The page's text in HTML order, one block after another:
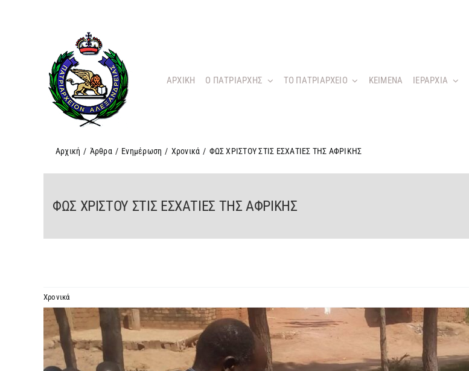
ΑΡΧΙΚΗ O ΠΑΤΡΙΑΡΧΗΣ ΤΟ ΠΑΤΡΙΑΡΧΕΙΟ KEIMENA ΙΕΡΑΡΧΙΑ
Αρχική / Άρθρα / Ενημέρωση / Χρονικά / ΦΩΣ ΧΡΙΣΤΟΥ ΣΤΙΣ ΕΣΧΑΤΙΕΣ ΤΗΣ ΑΦΡΙΚΗΣ
ΦΩΣ ΧΡΙΣΤΟΥ ΣΤΙΣ ΕΣΧΑΤΙΕΣ ΤΗΣ ΑΦΡΙΚΗΣ
Χρονικά
Προβολή
μεγαλύτερης
εικόνας